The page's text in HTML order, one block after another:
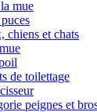
mue
chiens et chats
de toilettage
peignes et